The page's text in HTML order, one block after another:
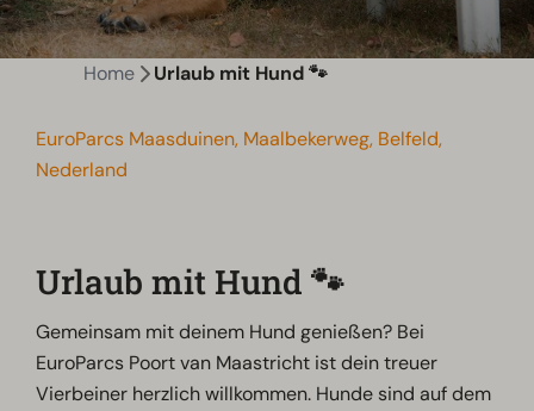
Home Urlaub mit Hund 🐾
EuroParcs Maasduinen, Maalbekerweg, Belfeld,
Nederland
Urlaub mit Hund 🐾
Gemeinsam mit deinem Hund genießen? Bei
EuroParcs Poort van Maastricht ist dein treuer
Vierbeiner herzlich willkommen. Hunde sind auf dem